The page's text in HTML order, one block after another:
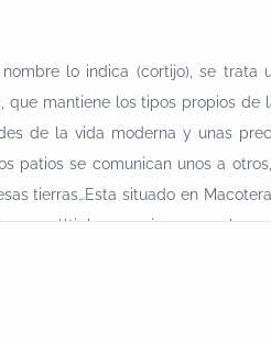
lo indica (cortijo), se trata
que mantiene los tipos propios de
de la vida moderna y unas
patios se comunican unos a
tierras…Esta situado en
múltiples ocasiones por la
Cortijo Macoterano,
la modernidad de sus estancias